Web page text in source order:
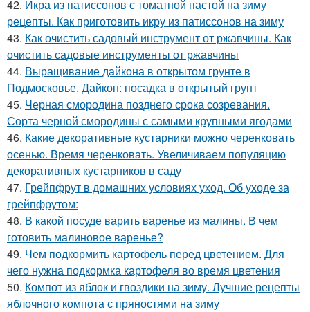
42. Икра из патиссонов с томатной пастой на зиму
рецепты. Как приготовить икру из патиссонов на зиму
43. Как очистить садовый инструмент от ржавчины. Как
очистить садовые инструменты от ржавчины
44. Выращивание дайкона в открытом грунте в
Подмосковье. Дайкон: посадка в открытый грунт
45. Черная смородина позднего срока созревания.
Сорта черной смородины с самыми крупными ягодами
46. Какие декоративные кустарники можно черенковать
осенью. Время черенковать. Увеличиваем популяцию
декоративных кустарников в саду
47. Грейпфрут в домашних условиях уход. Об уходе за
грейпфрутом:
48. В какой посуде варить варенье из малины. В чем
готовить малиновое варенье?
49. Чем подкормить картофель перед цветением. Для
чего нужна подкормка картофеля во время цветения
50. Компот из яблок и гвоздики на зиму. Лучшие рецепты
яблочного компота с пряностями на зиму